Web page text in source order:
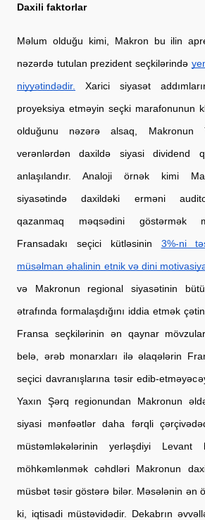
Daxili faktorlar
Məlum olduğu kimi, Makron bu ilin
nəzərdə tutulan prezident seçkilərində
niyyətindədir.
Xarici siyasət
proyeksiya etməyin seçki marafonunun
olduğunu nəzərə alsaq, Makronun
verənlərdən daxildə siyasi dividend
anlaşılandır. Analoji örnək kimi
siyasətində daxildəki erməni
qazanmaq məqsədini göstərmək
Fransadakı seçici kütləsinin
3%-ni
müsəlman əhalinin etnik və dini
və Makronun regional siyasətinin
ətrafında formalaşdığını iddia etmək
Fransa seçkilərinin ən qaynar
belə, ərəb monarxları ilə əlaqələrin
seçici davranışlarına təsir edib-
Yaxın Şərq regionundan Makronun
siyasi mənfəətlər daha fərqli
müstəmləkələrinin yerləşdiyi Levant
möhkəmlənmək cəhdləri Makronun
müsbət təsir göstərə bilər. Məsələnin ən
ki, iqtisadi müstəvidədir. Dekabrın